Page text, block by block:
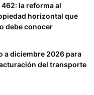
la reforma al
horizontal que
debe conocer
a diciembre 2026 para
del transporte